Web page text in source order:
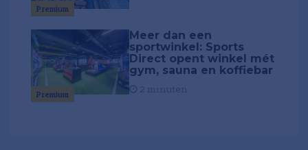
Premium
Premium
Meer dan een
sportwinkel: Sports
Direct opent winkel mét
gym, sauna en koffiebar